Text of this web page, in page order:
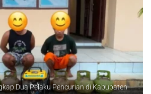
Dua Pelaku Pencurian di Kabupaten